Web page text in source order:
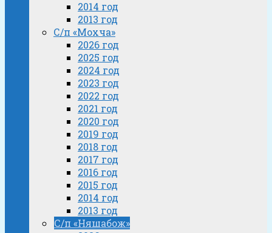
2014 год
2013 год
С/п «Мохча»
2026 год
2025 год
2024 год
2023 год
2022 год
2021 год
2020 год
2019 год
2018 год
2017 год
2016 год
2015 год
2014 год
2013 год
С/п «Няшабож»